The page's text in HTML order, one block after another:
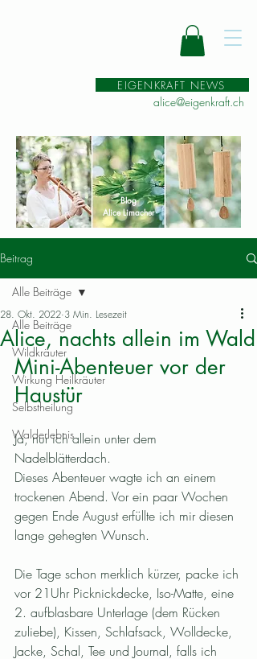
EIGENKRAFT NEWS
alice@eigenkraft.ch
Blog
Alice Limacher
Beitrag
Alle Beiträge
Wildkräuter
Wirkung Heilkräuter
Selbstheilung
Walderlebnis
Alle Beiträge
Alice, nachts allein im Wald
28. Okt. 2022 3 Min. Lesezeit
Mini-Abenteuer vor der
Haustür
Ja, nur ich allein unter dem
Nadelblätterdach.
Dieses Abenteuer wagte ich an einem
trockenen Abend. Vor ein paar Wochen
gegen Ende August erfüllte ich mir diesen
lange gehegten Wunsch.
Die Tage schon merklich kürzer, packe ich
vor 21Uhr Picknickdecke, Iso-Matte, eine
2. aufblasbare Unterlage (dem Rücken
zuliebe), Kissen, Schlafsack, Wolldecke,
Jacke, Schal, Tee und Journal, falls ich